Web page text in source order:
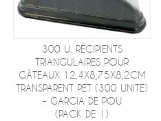
300 U. RÉCIPIENTS
TRIANGULAIRES POUR
GÂTEAUX 12,4X8,75X8,2CM
TRANSPARENT PET (300 UNITÉ)
- GARCIA DE POU
(PACK DE 1)